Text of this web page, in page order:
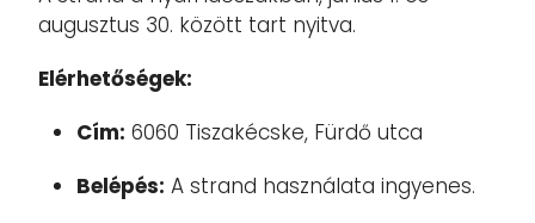
augusztus 30. között tart nyitva.
Elérhetőségek:
Cím: 6060 Tiszakécske, Fürdő utca
Belépés: A strand használata ingyenes.